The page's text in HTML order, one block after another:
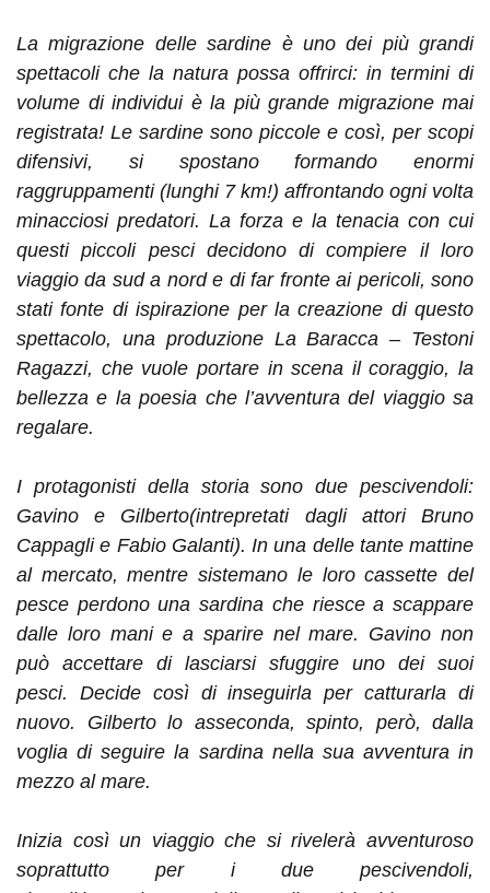
La migrazione delle sardine è uno dei più grandi
spettacoli che la natura possa offrirci: in termini di
volume di individui è la più grande migrazione mai
registrata! Le sardine sono piccole e così, per scopi
difensivi, si spostano formando enormi
raggruppamenti (lunghi 7 km!) affrontando ogni volta
minacciosi predatori. La forza e la tenacia con cui
questi piccoli pesci decidono di compiere il loro
viaggio da sud a nord e di far fronte ai pericoli, sono
stati fonte di ispirazione per la creazione di questo
spettacolo, una produzione La Baracca – Testoni
Ragazzi, che vuole portare in scena il coraggio, la
bellezza e la poesia che l’avventura del viaggio sa
regalare.
I protagonisti della storia sono due pescivendoli:
Gavino e Gilberto(intrepretati dagli attori Bruno
Cappagli e Fabio Galanti). In una delle tante mattine
al mercato, mentre sistemano le loro cassette del
pesce perdono una sardina che riesce a scappare
dalle loro mani e a sparire nel mare. Gavino non
può accettare di lasciarsi sfuggire uno dei suoi
pesci. Decide così di inseguirla per catturarla di
nuovo. Gilberto lo asseconda, spinto, però, dalla
voglia di seguire la sardina nella sua avventura in
mezzo al mare.
Inizia così un viaggio che si rivelerà avventuroso
soprattutto per i due pescivendoli,